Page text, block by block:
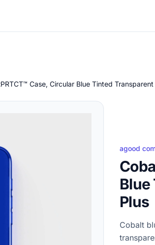
Case, Circular Blue Tinted
agood
Blue
Plus
Cobalt